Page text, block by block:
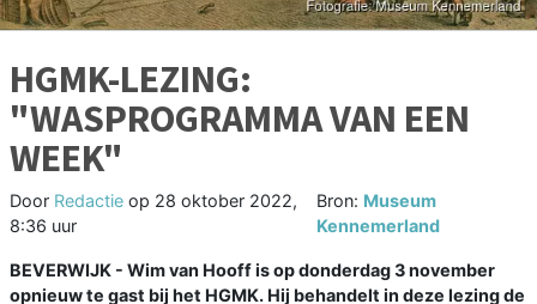
HGMK-LEZING:
"WASPROGRAMMA VAN EEN
WEEK"
Door Redactie op 28 oktober 2022,
8:36 uur
Bron: Museum
Kennemerland
BEVERWIJK - Wim van Hooff is op donderdag 3 november
opnieuw te gast bij het HGMK. Hij behandelt in deze lezing de